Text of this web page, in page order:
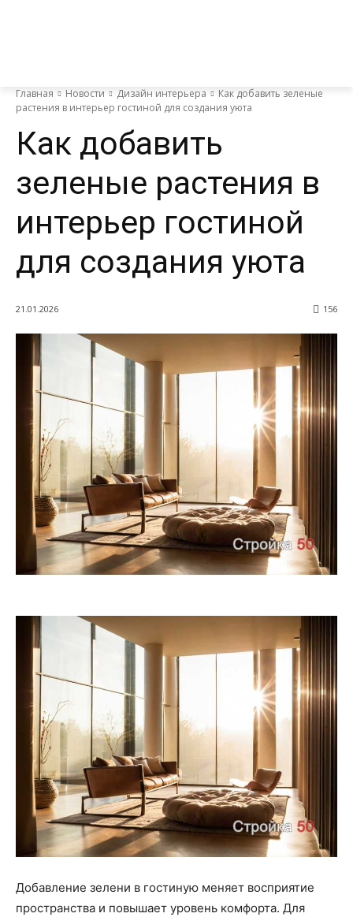
Главная Новости Дизайн интерьера
Как добавить зеленые
растения в интерьер гостиной для создания уюта
Как добавить
зеленые растения в
интерьер гостиной
для создания уюта
21.01.2026 156
Добавление зелени в гостиную меняет восприятие
пространства и повышает уровень комфорта. Для